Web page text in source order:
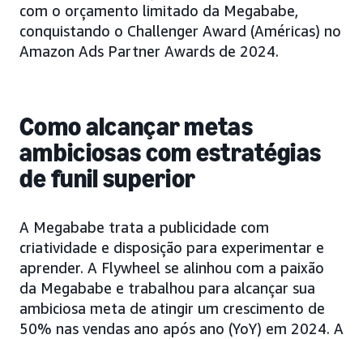
com o orçamento limitado da Megababe,
conquistando o Challenger Award (Américas) no
Amazon Ads Partner Awards de 2024.
Como alcançar metas
ambiciosas com estratégias
de funil superior
A Megababe trata a publicidade com
criatividade e disposição para experimentar e
aprender. A Flywheel se alinhou com a paixão
da Megababe e trabalhou para alcançar sua
ambiciosa meta de atingir um crescimento de
50% nas vendas ano após ano (YoY) em 2024. A